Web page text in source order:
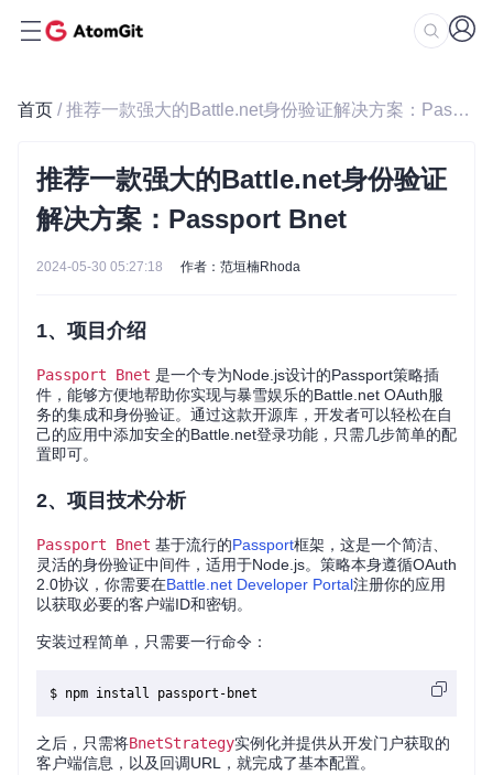
首页 / 推荐一款强大的Battle.net身份验证解决方案：Passport Bnet
推荐一款强大的Battle.net身份验证
解决方案：Passport Bnet
2024-05-30 05:27:18 作者：范垣楠Rhoda
1、项目介绍
Passport Bnet 是一个专为Node.js设计的Passport策略插
件，能够方便地帮助你实现与暴雪娱乐的Battle.net OAuth服
务的集成和身份验证。通过这款开源库，开发者可以轻松在自
己的应用中添加安全的Battle.net登录功能，只需几步简单的配
置即可。
2、项目技术分析
Passport Bnet 基于流行的Passport框架，这是一个简洁、
灵活的身份验证中间件，适用于Node.js。策略本身遵循OAuth
2.0协议，你需要在Battle.net Developer Portal注册你的应用
以获取必要的客户端ID和密钥。
安装过程简单，只需要一行命令：
之后，只需将BnetStrategy实例化并提供从开发门户获取的
客户端信息，以及回调URL，就完成了基本配置。